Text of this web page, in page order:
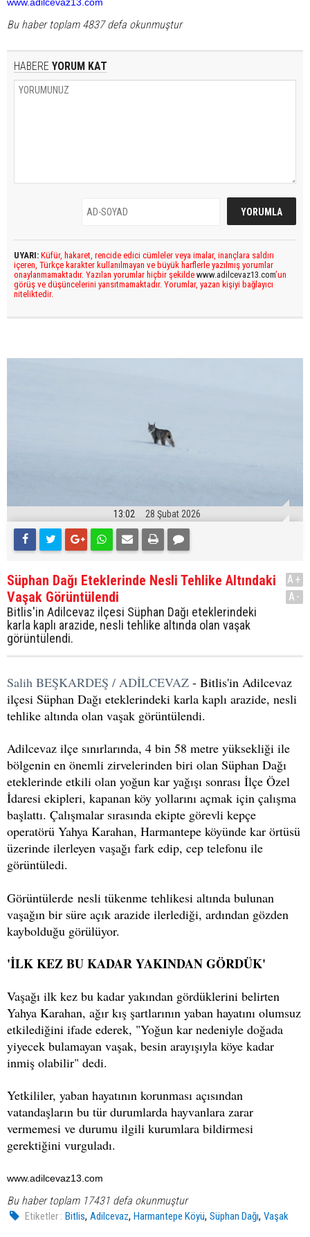
Bu haber toplam 4837 defa okunmuştur
HABERE YORUM KAT
UYARI: Küfür, hakaret, rencide edici cümleler veya imalar, inançlara saldırı
içeren, Türkçe karakter kullanılmayan ve büyük harflerle yazılmış yorumlar
onaylanmamaktadır. Yazılan yorumlar hiçbir şekilde www.adilcevaz13.com’un
görüş ve düşüncelerini yansıtmamaktadır. Yorumlar, yazan kişiyi bağlayıcı
niteliktedir.
13:02 28 Şubat 2026
Süphan Dağı Eteklerinde Nesli Tehlike Altındaki
Vaşak Görüntülendi
Bitlis'in Adilcevaz ilçesi Süphan Dağı eteklerindeki
karla kaplı arazide, nesli tehlike altında olan vaşak
görüntülendi.
A+
A-
Salih BEŞKARDEŞ / ADİLCEVAZ - Bitlis'in Adilcevaz
ilçesi Süphan Dağı eteklerindeki karla kaplı arazide, nesli
tehlike altında olan vaşak görüntülendi.
Adilcevaz ilçe sınırlarında, 4 bin 58 metre yüksekliği ile
bölgenin en önemli zirvelerinden biri olan Süphan Dağı
eteklerinde etkili olan yoğun kar yağışı sonrası İlçe Özel
İdaresi ekipleri, kapanan köy yollarını açmak için çalışma
başlattı. Çalışmalar sırasında ekipte görevli kepçe
operatörü Yahya Karahan, Harmantepe köyünde kar örtüsü
üzerinde ilerleyen vaşağı fark edip, cep telefonu ile
görüntüledi.
Görüntülerde nesli tükenme tehlikesi altında bulunan
vaşağın bir süre açık arazide ilerlediği, ardından gözden
kaybolduğu görülüyor.
'İLK KEZ BU KADAR YAKINDAN GÖRDÜK'
Vaşağı ilk kez bu kadar yakından gördüklerini belirten
Yahya Karahan, ağır kış şartlarının yaban hayatını olumsuz
etkilediğini ifade ederek, "Yoğun kar nedeniyle doğada
yiyecek bulamayan vaşak, besin arayışıyla köye kadar
inmiş olabilir" dedi.
Yetkililer, yaban hayatının korunması açısından
vatandaşların bu tür durumlarda hayvanlara zarar
vermemesi ve durumu ilgili kurumlara bildirmesi
gerektiğini vurguladı.
www.adilcevaz13.com
Bu haber toplam 17431 defa okunmuştur
Etiketler : Bitlis,Adilcevaz,Harmantepe Köyü,Süphan Dağı,Vaşak